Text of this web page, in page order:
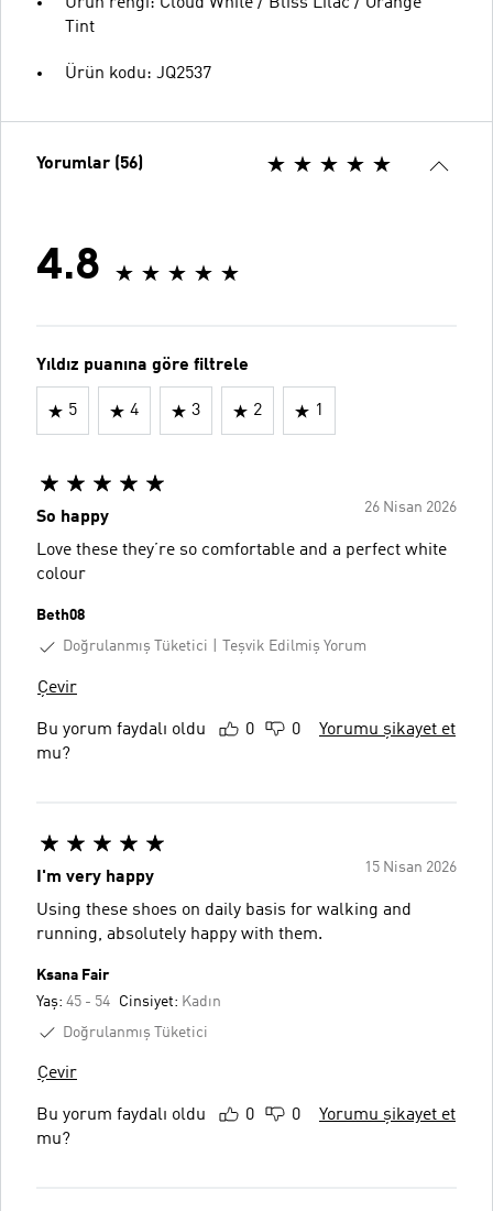
Tint
Ürün kodu: JQ2537
Yorumlar (56)
4.8
Yıldız puanına göre filtrele
5 4 3 2 1
26 Nisan 2026
So happy
Love these they’re so comfortable and a perfect white
colour
Beth08
Doğrulanmış Tüketici
Teşvik Edilmiş Yorum
Çevir
Bu yorum faydalı oldu
mu?
0 0 Yorumu şikayet et
15 Nisan 2026
I'm very happy
Using these shoes on daily basis for walking and
running, absolutely happy with them.
Ksana Fair
Yaş: 45 - 54 Cinsiyet: Kadın
Doğrulanmış Tüketici
Çevir
Bu yorum faydalı oldu
mu?
0 0 Yorumu şikayet et